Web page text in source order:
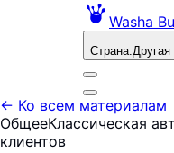
Washa
Страна:Другая
← Ко всем материалам
ОбщееКлассическая
клиентов